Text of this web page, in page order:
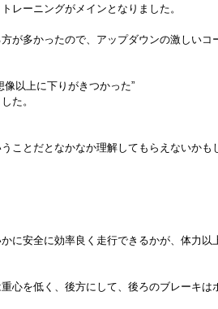
レーニングがメインとなりました。
が多かったので、アップダウンの激しい
像以上に下りがきつかった”
た。
ことだとなかなか理解してもらえないか
に安全に効率良く走行できるかが、体力以
心を低く、後方にして、後ろのブレーキ